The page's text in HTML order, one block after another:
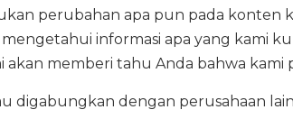
perubahan apa pun pada konten
informasi apa yang kami
akan memberi tahu Anda bahwa
digabungkan dengan perusahaan